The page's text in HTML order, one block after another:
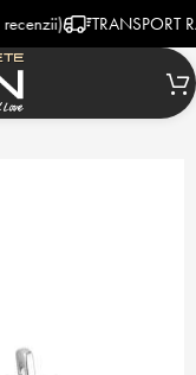
TRANSPORT RAPID